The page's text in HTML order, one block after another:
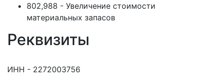
802,988 - Увеличение стоимости
материальных запасов
Реквизиты
ИНН - 2272003756